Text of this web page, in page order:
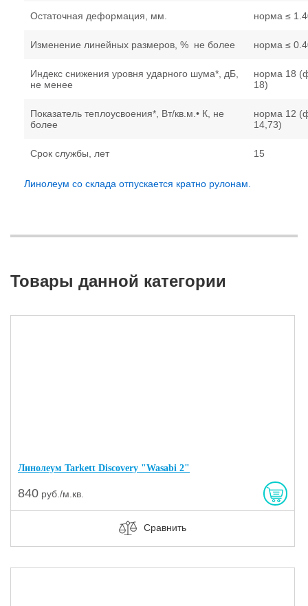
Остаточная деформация, мм. норма ≤
Изменение линейных размеров, % не более норма ≤
Индекс снижения уровня ударного шума*, дБ,
не менее
норма 18
18)
Показатель теплоусвоения*, Вт/кв.м.• К, не
более
норма 12
14,73)
Срок службы, лет 15
Линолеум со склада отпускается кратно рулонам.
Товары данной категории
Линолеум Tarkett Discovery "Wasabi 2"
840 руб./м.кв.
Сравнить